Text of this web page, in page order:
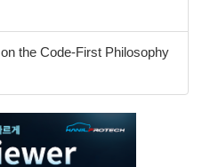
the Code-First Philosophy